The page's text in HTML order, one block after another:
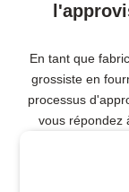
En tant que
grossiste en
processus
vous répondez